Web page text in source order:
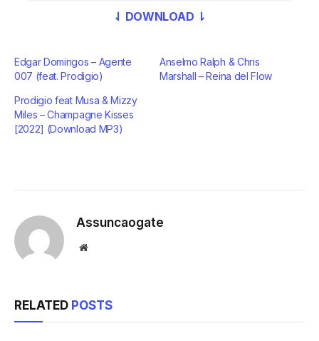
⇃ DOWNLOAD ⇂
Edgar Domingos – Agente
007 (feat. Prodigio)
Anselmo Ralph & Chris
Marshall – Reina del Flow
Prodigio feat Musa & Mizzy
Miles – Champagne Kisses
[2022] (Download MP3)
Assuncaogate
Website
RELATED POSTS